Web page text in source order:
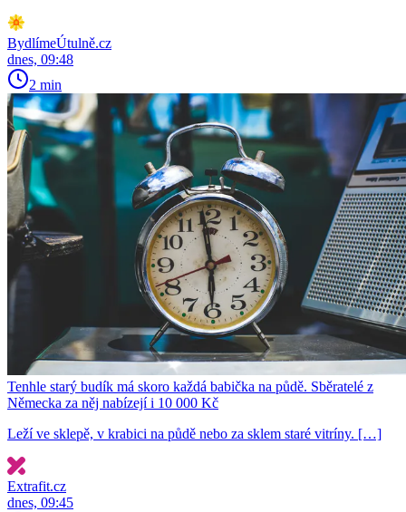
BydlímeÚtulně.cz
dnes, 09:48
2 min
Tenhle starý budík má skoro každá babička na půdě. Sběratelé z
Německa za něj nabízejí i 10 000 Kč
Leží ve sklepě, v krabici na půdě nebo za sklem staré vitríny. […]
Extrafit.cz
dnes, 09:45